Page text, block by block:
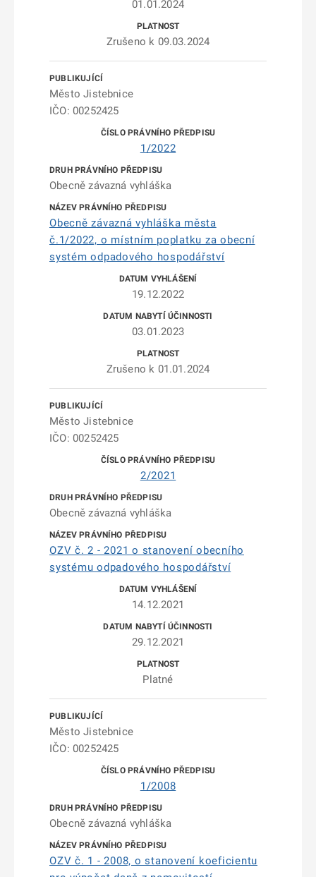
01.01.2024
Zrušeno k 09.03.2024
Město Jistebnice
IČO: 00252425
1/2022
Obecně závazná vyhláška
Obecně závazná vyhláška města
č.1/2022, o místním poplatku za obecní
systém odpadového hospodářství
19.12.2022
03.01.2023
Zrušeno k 01.01.2024
Město Jistebnice
IČO: 00252425
2/2021
Obecně závazná vyhláška
OZV č. 2 - 2021 o stanovení obecního
systému odpadového hospodářství
14.12.2021
29.12.2021
Platné
Město Jistebnice
IČO: 00252425
1/2008
Obecně závazná vyhláška
OZV č. 1 - 2008, o stanovení koeficientu